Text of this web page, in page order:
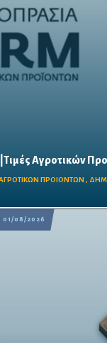
|Τιμές Αγροτικών
ΑΓΡΟΤΙΚΩΝ ΠΡΟΙΟΝΤΩΝ ,
01/08/2026